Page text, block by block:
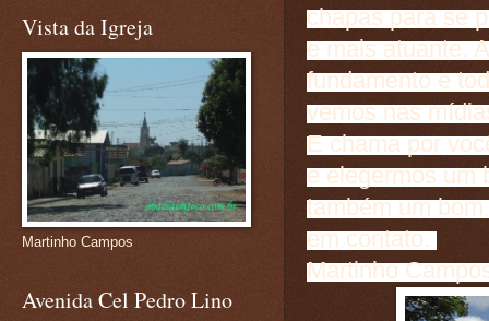
chapas para se
e mais atuante.
fundamento e
vemos nas
E chama por
e elegermos um
também um
em contato.
Martinho
Vista da Igreja
Martinho Campos
Avenida Cel Pedro Lino